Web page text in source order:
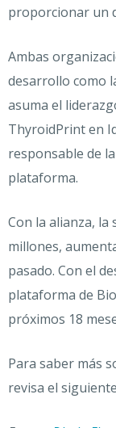
proporcionar un
Ambas
desarrollo como
asuma el
ThyroidPrint en
responsable de
plataforma.
Con la alianza, la
millones,
pasado. Con el
plataforma de
próximos 18
Para saber más
revisa el siguiente